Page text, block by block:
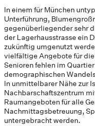
In einem für München
Unterführung,
gegenüberliegender sehr
der Lagerhausstrasse ein
zukünftig umgenutzt
vielfältige Angebote für
Senioren fehlen im
demographischen
In unmittelbarer Nähe zur
Nachbarschaftszentrum
Raumangeboten für alle
Nachmittagsbetreuung,
untergebracht werden.